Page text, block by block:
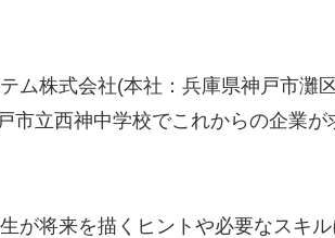
ム株式会社(本社：兵庫県神戸市灘
市立西神中学校でこれからの企業
が将来を描くヒントや必要なスキ